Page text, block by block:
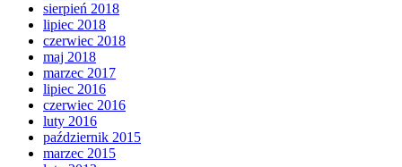
sierpień 2018
lipiec 2018
czerwiec 2018
maj 2018
marzec 2017
lipiec 2016
czerwiec 2016
luty 2016
październik 2015
marzec 2015